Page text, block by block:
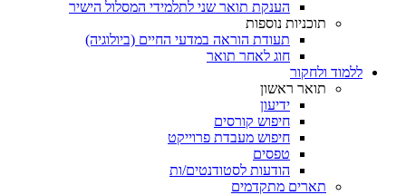
הענקת תואר שני לתלמידי המסלול הישיר
תוכניות נוספות
תעודת הוראה במדעי החיים (ביולוגיה)
חוג לאחר תואר
ללמוד ולחקור
תואר ראשון
ידיעון
חיפוש קורסים
חיפוש מעבדת פרוייקט
טפסים
הודעות לסטודנטים/ות
תארים מתקדמים